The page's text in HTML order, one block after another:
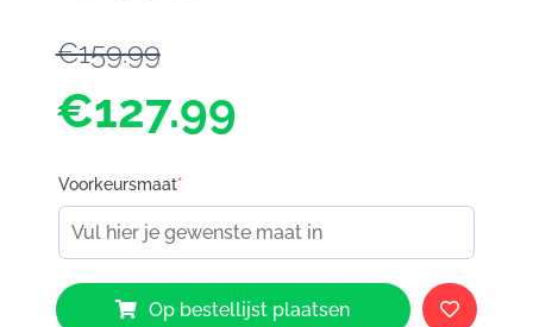
€159.99
€127.99
Voorkeursmaat*
Revit
Ellison
Op bestellijst plaatsen